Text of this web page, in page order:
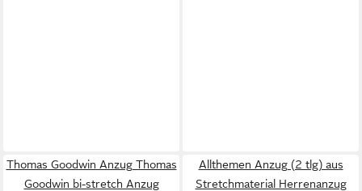
Thomas Goodwin Anzug Thomas
Goodwin bi-stretch Anzug
Allthemen Anzug (2 tlg) aus
Stretchmaterial Herrenanzug